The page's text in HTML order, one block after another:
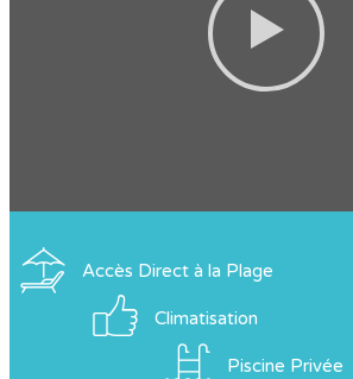
Accès Direct à la Plage
Climatisation
Piscine Privée